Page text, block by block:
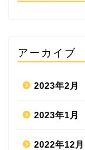
アーカイブ
2023年2月
2023年1月
2022年12月